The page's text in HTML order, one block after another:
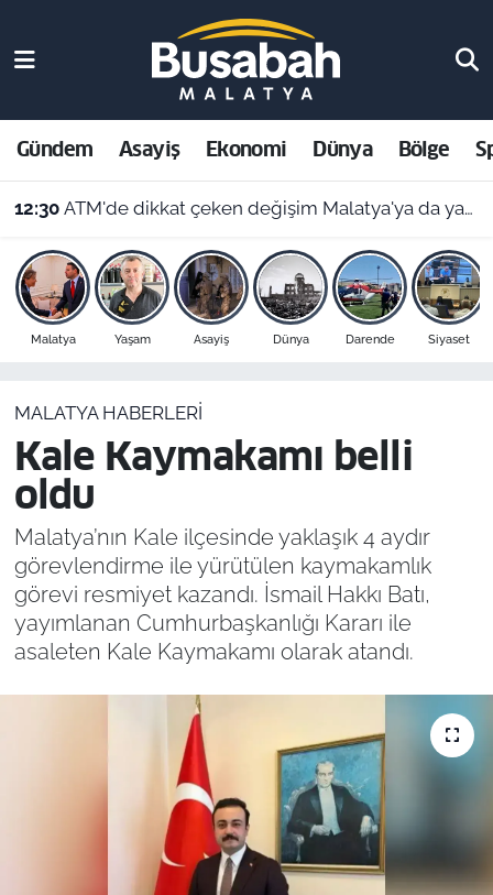
Gündem Asayiş Ekonomi Dünya Bölge
12:30 ATM'de dikkat çeken değişim Malatya'ya da yansıdı! Para çekenler bunu fark edecek
Malatya Yaşam Asayiş Dünya Darende Siyaset
MALATYA HABERLERI
Kale Kaymakamı belli
oldu
Malatya’nın Kale ilçesinde yaklaşık 4 aydır
görevlendirme ile yürütülen kaymakamlık
görevi resmiyet kazandı. İsmail Hakkı Batı,
yayımlanan Cumhurbaşkanlığı Kararı ile
asaleten Kale Kaymakamı olarak atandı.
Asayiş
Ekonomi
Dünya
Bölge
Resmi İlanlar
Malatya Nöbetçi Eczaneler
Malatya Hava Durumu
Malatya Namaz Vakitleri
Malatya Trafik Yoğunluk Haritası
Süper Lig Puan Durumu ve Fikstür
Son Dakika Haberleri
Haber Arşivi